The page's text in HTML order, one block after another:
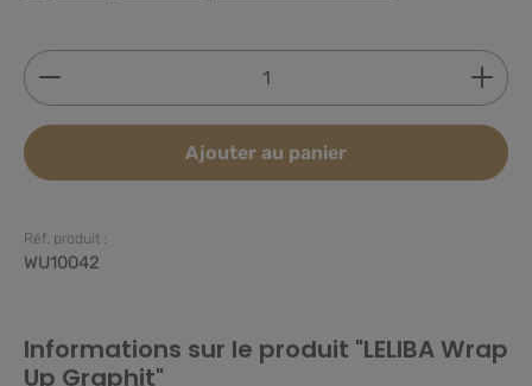
Quantité de produit : Entrez la quantité
Ajouter au panier
Réf. produit :
WU10042
Informations sur le produit "LELIBA Wrap
Up Graphit"